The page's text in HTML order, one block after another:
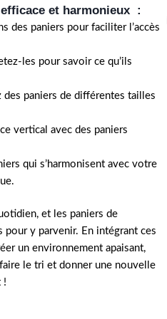
et harmonieux :
des paniers pour faciliter l’accès
les pour savoir ce qu’ils
des paniers de différentes tailles
vertical avec des paniers
qui s’harmonisent avec votre
et les paniers de
pour y parvenir. En intégrant ces
un environnement apaisant,
le tri et donner une nouvelle
!